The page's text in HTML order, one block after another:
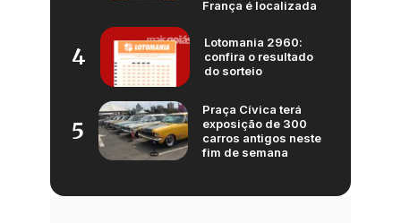
França é localizada
4
Lotomania 2960:
confira o resultado
do sorteio
5
Praça Cívica terá
exposição de 300
carros antigos neste
fim de semana